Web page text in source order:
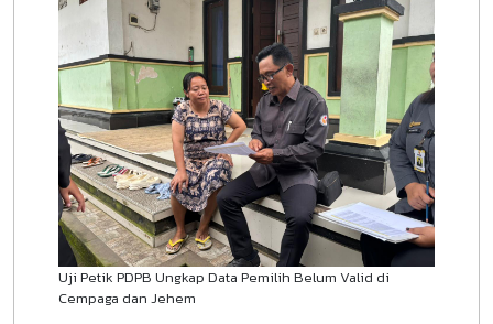
Uji Petik PDPB Ungkap Data Pemilih Belum Valid di
Cempaga dan Jehem